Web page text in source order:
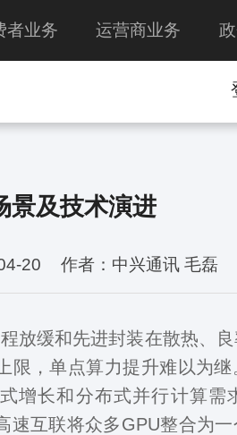
者业务 运营商业务
景及技术演进
20 作者：中兴通讯 毛磊
缓和先进封装在散热、良
限，单点算力提升难以为
增长和分布式并行计算需
速互联将众多GPU整合为